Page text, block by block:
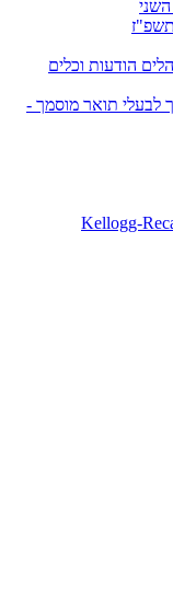
הודעות וכלים
לבעלי תואר מוסמך -
Kellogg-